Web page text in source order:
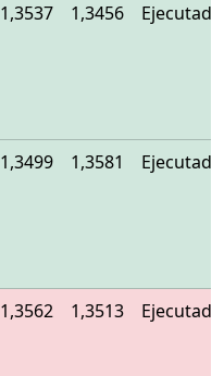
1,3537 1,3456 Ejecutado
1,3499 1,3581 Ejecutado
1,3562 1,3513 Ejecutado